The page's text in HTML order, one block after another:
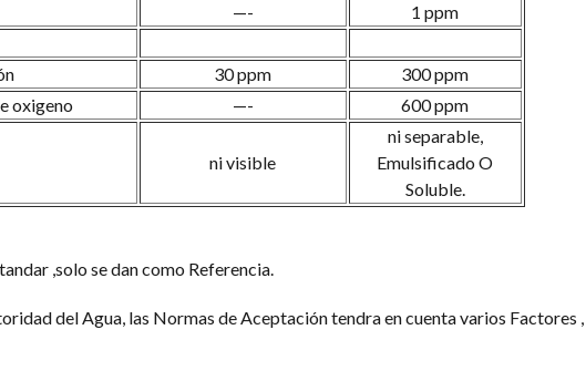
—- 1 ppm
30 ppm
300 ppm
oxigeno
—- 600 ppm
ni visible
ni separable,
Emulsificado O
Soluble.
,solo se dan como Referencia.
del Agua, las Normas de Aceptación tendra en cuenta varios Factores